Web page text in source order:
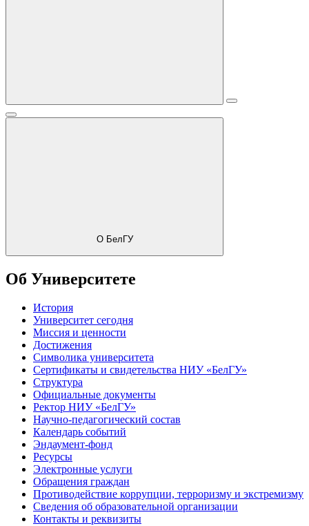
О БелГУ
Об Университете
История
Университет сегодня
Миссия и ценности
Достижения
Символика университета
Сертификаты и свидетельства НИУ «БелГУ»
Структура
Официальные документы
Ректор НИУ «БелГУ»
Научно-педагогический состав
Календарь событий
Эндаумент-фонд
Ресурсы
Электронные услуги
Обращения граждан
Противодействие коррупции, терроризму и экстремизму
Сведения об образовательной организации
Контакты и реквизиты